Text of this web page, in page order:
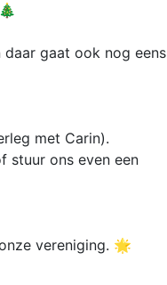
gaat ook nog eens
met Carin).
stuur ons even een
vereniging. 🌟